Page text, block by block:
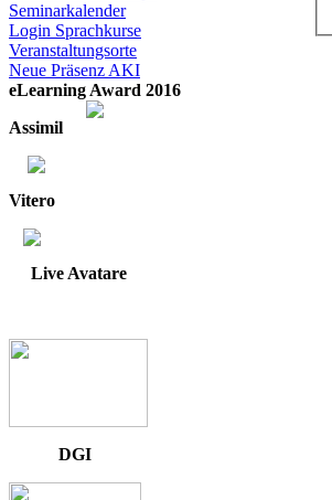
Seminarkalender
Login Sprachkurse
Veranstaltungsorte
Neue Präsenz AKI
eLearning Award 2016
Assimil
Vitero
Live Avatare
DGI